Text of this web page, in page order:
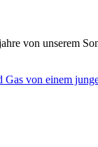
von unserem